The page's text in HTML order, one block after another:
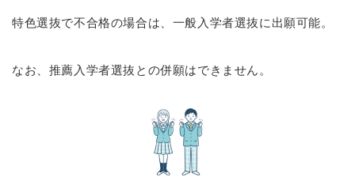
特色選抜で不合格の場合は、一般入学者選抜に出願可能。
なお、推薦入学者選抜との併願はできません。